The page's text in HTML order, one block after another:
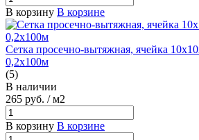
В корзину В корзине
Сетка просечно-вытяжная, ячейка
0,2х100м
(5)
В наличии
265 руб. / м2
В корзину В корзине